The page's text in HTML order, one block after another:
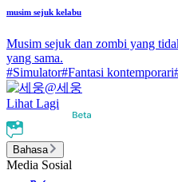
musim sejuk kelabu
Musim sejuk dan zombi yang
yang sama.
#Simulator#Fantasi kontemporari
@세웅
Lihat Lagi
Bahasa
Media Sosial